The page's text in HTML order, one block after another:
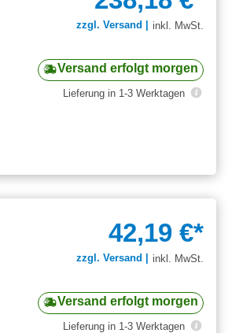
zzgl. Versand | inkl. MwSt.
Versand erfolgt morgen
Lieferung in 1-3 Werktagen
42,19 €*
zzgl. Versand | inkl. MwSt.
Versand erfolgt morgen
Lieferung in 1-3 Werktagen